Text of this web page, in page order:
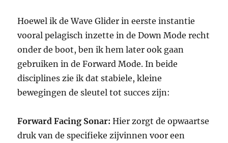
Hoewel ik de Wave Glider in eerste instantie
vooral pelagisch inzette in de Down Mode recht
onder de boot, ben ik hem later ook gaan
gebruiken in de Forward Mode. In beide
disciplines zie ik dat stabiele, kleine
bewegingen de sleutel tot succes zijn:
Forward Facing Sonar: Hier zorgt de opwaartse
druk van de specifieke zijvinnen voor een